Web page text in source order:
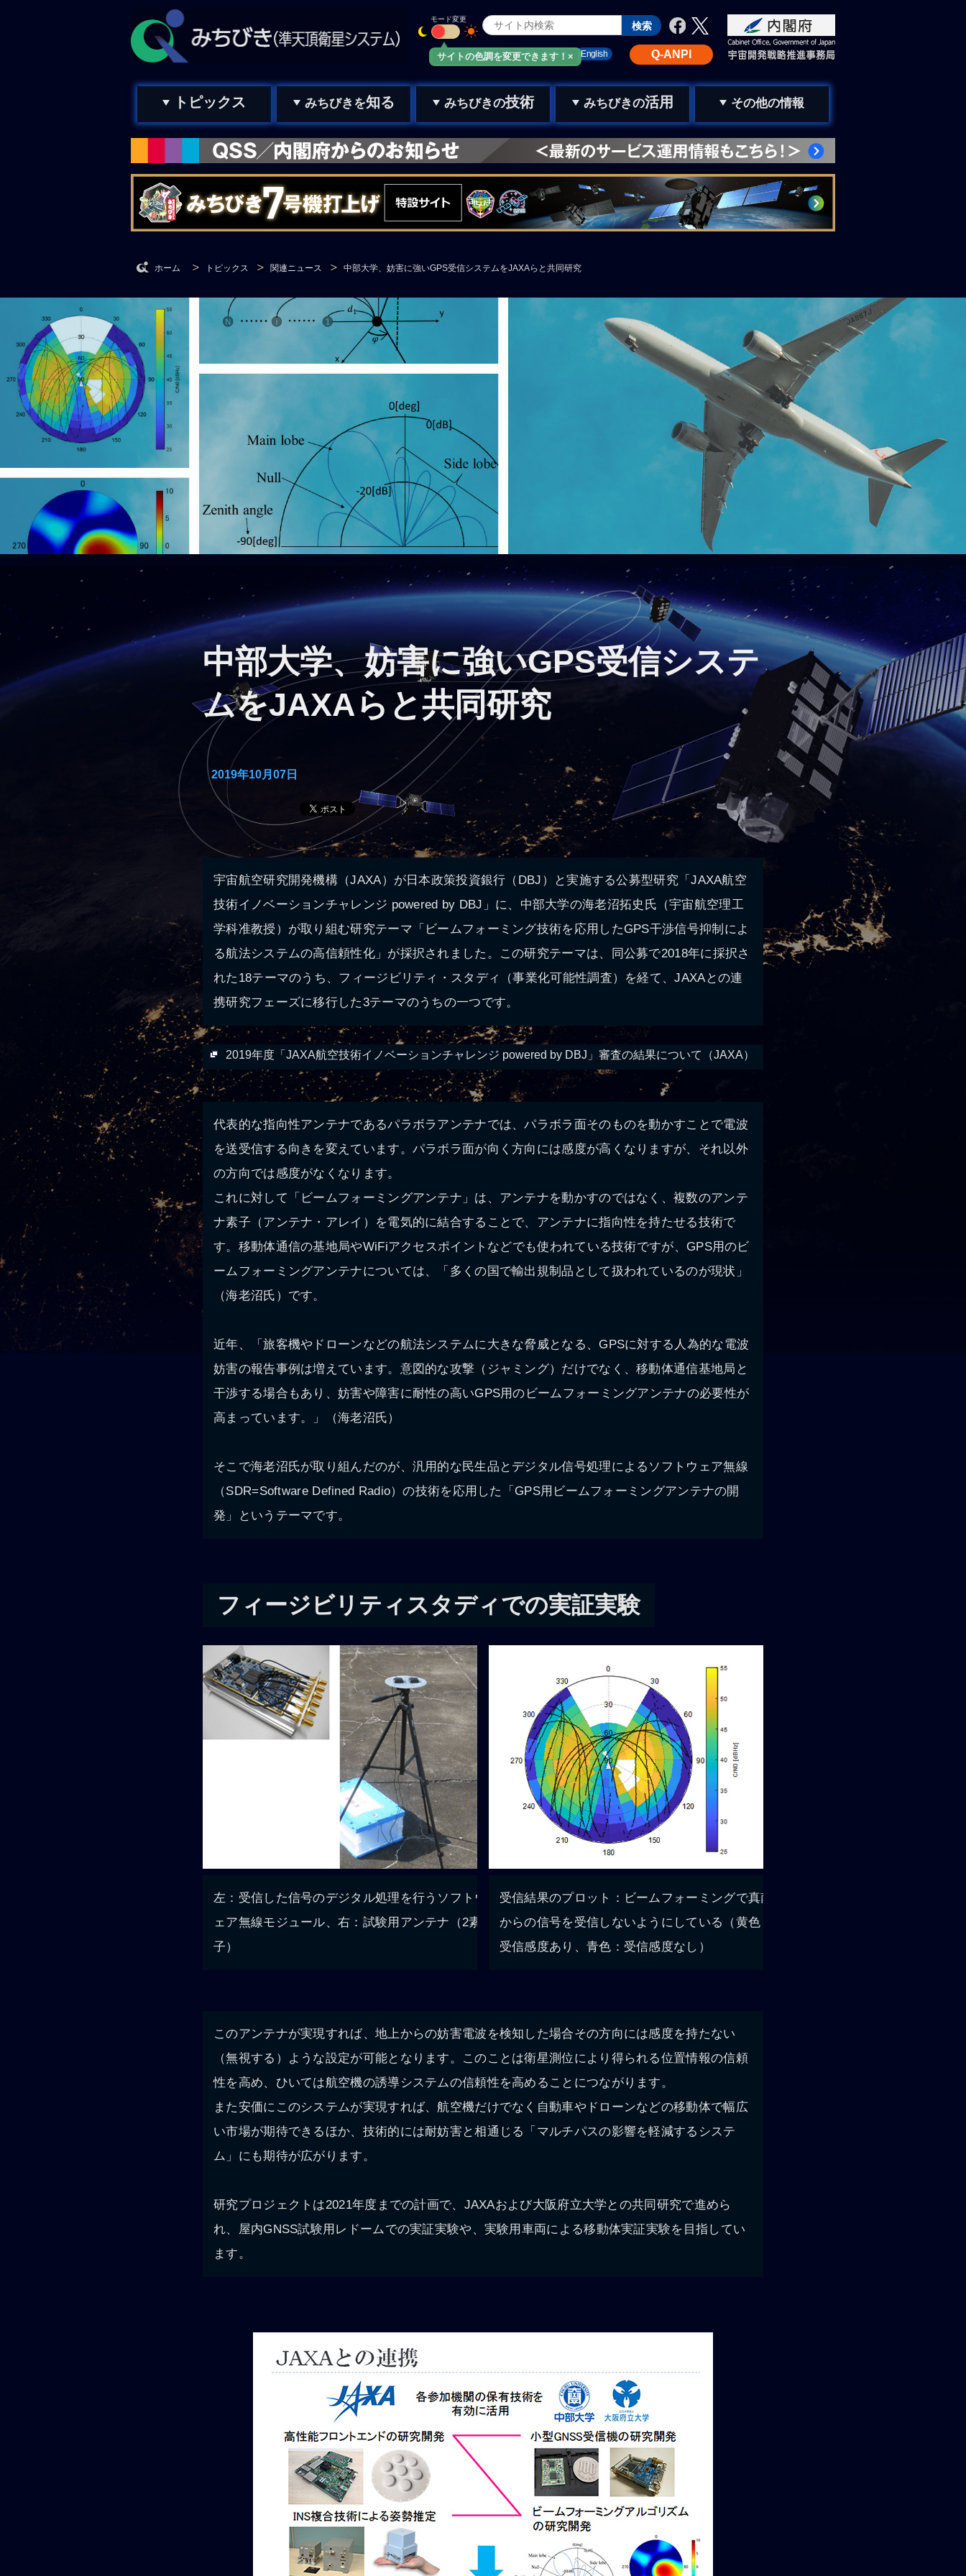
サイトの色調を変更できます！×
モード変更
Q-ANPI
English
お問い合わせ
みちびきメール
トピックス みちびきを知る みちびきの技術 みちびきの活用 その他の情報
ホーム トピックス 関連ニュース 中部大学、妨害に強いGPS受信システムをJAXAらと共同研究
中部大学、妨害に強いGPS受信システ
ムをJAXAらと共同研究
2019年10月07日
宇宙航空研究開発機構（JAXA）が日本政策投資銀行（DBJ）と実施する公募型研究「JAXA航空
技術イノベーションチャレンジ powered by DBJ」に、中部大学の海老沼拓史氏（宇宙航空理工
学科准教授）が取り組む研究テーマ「ビームフォーミング技術を応用したGPS干渉信号抑制によ
る航法システムの高信頼性化」が採択されました。この研究テーマは、同公募で2018年に採択さ
れた18テーマのうち、フィージビリティ・スタディ（事業化可能性調査）を経て、JAXAとの連
携研究フェーズに移行した3テーマのうちの一つです。
2019年度「JAXA航空技術イノベーションチャレンジ powered by DBJ」審査の結果について（JAXA）
代表的な指向性アンテナであるパラボラアンテナでは、パラボラ面そのものを動かすことで電波
を送受信する向きを変えています。パラボラ面が向く方向には感度が高くなりますが、それ以外
の方向では感度がなくなります。
これに対して「ビームフォーミングアンテナ」は、アンテナを動かすのではなく、複数のアンテ
ナ素子（アンテナ・アレイ）を電気的に結合することで、アンテナに指向性を持たせる技術で
す。移動体通信の基地局やWiFiアクセスポイントなどでも使われている技術ですが、GPS用のビ
ームフォーミングアンテナについては、「多くの国で輸出規制品として扱われているのが現状」
（海老沼氏）です。
近年、「旅客機やドローンなどの航法システムに大きな脅威となる、GPSに対する人為的な電波
妨害の報告事例は増えています。意図的な攻撃（ジャミング）だけでなく、移動体通信基地局と
干渉する場合もあり、妨害や障害に耐性の高いGPS用のビームフォーミングアンテナの必要性が
高まっています。」（海老沼氏）
そこで海老沼氏が取り組んだのが、汎用的な民生品とデジタル信号処理によるソフトウェア無線
（SDR=Software Defined Radio）の技術を応用した「GPS用ビームフォーミングアンテナの開
発」というテーマです。
フィージビリティスタディでの実証実験
左：受信した信号のデジタル処理を行うソフトウ
ェア無線モジュール、右：試験用アンテナ（2素
子）
受信結果のプロット：ビームフォーミングで真南
からの信号を受信しないようにしている（黄色：
受信感度あり、青色：受信感度なし）
このアンテナが実現すれば、地上からの妨害電波を検知した場合その方向には感度を持たない
（無視する）ような設定が可能となります。このことは衛星測位により得られる位置情報の信頼
性を高め、ひいては航空機の誘導システムの信頼性を高めることにつながります。
また安価にこのシステムが実現すれば、航空機だけでなく自動車やドローンなどの移動体で幅広
い市場が期待できるほか、技術的には耐妨害と相通じる「マルチパスの影響を軽減するシステ
ム」にも期待が広がります。
研究プロジェクトは2021年度までの計画で、JAXAおよび大阪府立大学との共同研究で進めら
れ、屋内GNSS試験用レドームでの実証実験や、実験用車両による移動体実証実験を目指してい
ます。